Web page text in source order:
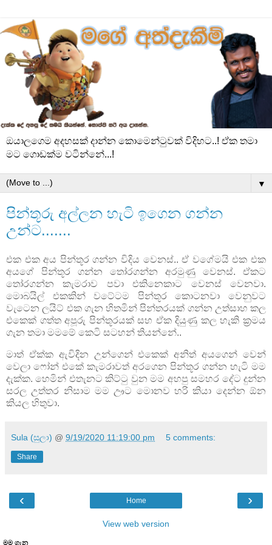
ඔයාලගෙම අදහසක් දාන්න කොමෙන්ටුවක් විදිහට..! ඒක තමා
මට ගොඩක්ම වටින්නේ...!
▼
පින්තූරු අල්ලන හැටි ඉගෙන ගන්න
උන්ට.......
එක එක අය පින්තූර ගන්න විදිය වෙනස්.. ඒ වගේමයි එක එක
අයගේ පින්තූර ගන්න තෝරගන්න අරමුණු වෙනස්. ඒකට
තෝරගන්න කැමරාව පවා එකිනෙකාට වෙනස් වෙනවා.
මොබයිල් එකකින් වටේටම පින්තූර කොටනවා වෙනුවට
වැටෙන ලයිට් එක ගැන හිතමින් පින්තරයක් ගන්න උත්සාහ කල
එකෙක් ගත්ත අපූරු පින්තූරයක් සහ ඒක දියුණු කල හැකි ක්‍රමය
ගැන තමා මමමේ කෙටි සටහන් තියන්නේ..
මාත් ඒක්ක ඇවිදින උන්ගෙන් එකෙක් අනිත් අයගෙන් වෙන්
වෙලා ෆෝන් එකේ කැමරාවත් අරගෙන පින්තූර ගන්න හැටි මම
දැක්ක. හෙමින් එතැනට කිට්ටු වුන මම අහපු සමහර දේට දුන්න
සරල උත්තර නිසාම මම ඌට මොනව හරි කියා දෙන්න ඕන
කියල හිතුවා.
Sula (සුලා) @ 9/19/2020 11:19:00 pm 5 comments:
Share
‹ ›
Home
View web version
මම ගැන